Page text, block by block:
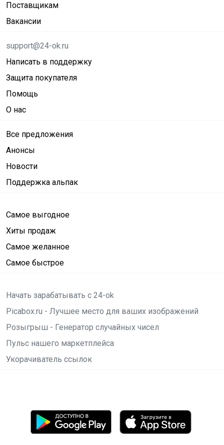
Поставщикам
Вакансии
support@24-ok.ru
Написать в поддержку
Защита покупателя
Помощь
О нас
Все предложения
Анонсы
Новости
Поддержка альпак
Самое выгодное
Хиты продаж
Самое желанное
Самое быстрое
Начать зарабатывать с 24-ok
Picabox.ru - Лучшее место для ваших изображений
Розыгрыш - Генератор случайных чисел
Пульс нашего маркетплейса
Укорачиватель ссылок